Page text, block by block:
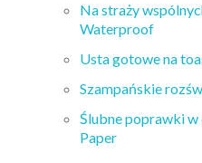
Na straży
Waterproof
Usta gotowe na
Szampańskie
Ślubne poprawki
Paper